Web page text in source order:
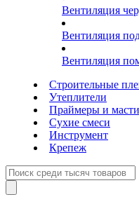
Вентиляция
Вентиляция
Вентиляция
Строительные
Утеплители
Праймеры и
Сухие смеси
Инструмент
Крепеж